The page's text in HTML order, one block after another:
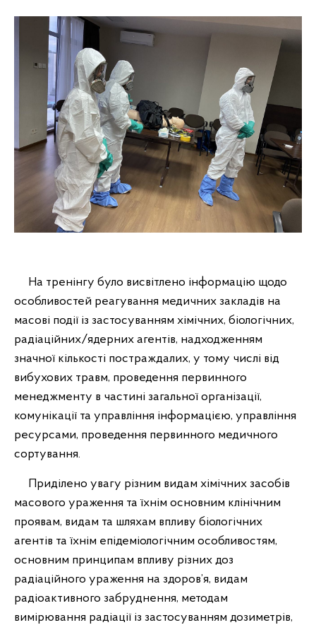
На тренінгу було висвітлено інформацію щодо
особливостей реагування медичних закладів на
масові події із застосуванням хімічних, біологічних,
радіаційних/ядерних агентів, надходженням
значної кількості постраждалих, у тому числі від
вибухових травм, проведення первинного
менеджменту в частині загальної організації,
комунікації та управління інформацією, управління
ресурсами, проведення первинного медичного
сортування.
Приділено увагу різним видам хімічних засобів
масового ураження та їхнім основним клінічним
проявам, видам та шляхам впливу біологічних
агентів та їхнім епідеміологічним особливостям,
основним принципам впливу різних доз
радіаційного ураження на здоров’я, видам
радіоактивного забруднення, методам
вимірювання радіації із застосуванням дозиметрів,